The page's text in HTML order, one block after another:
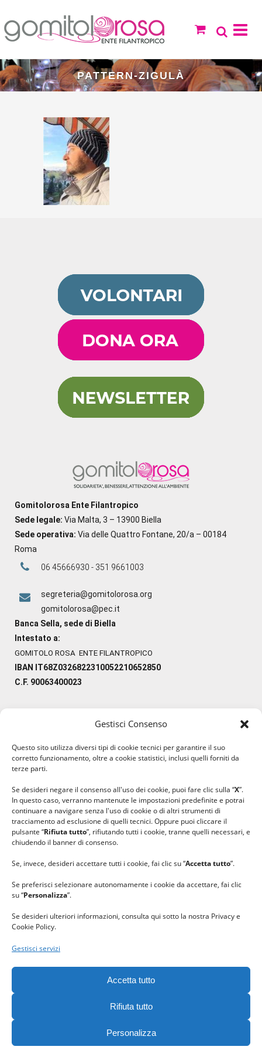
Gestisci Consenso
Questo sito utilizza diversi tipi di cookie tecnici per garantire il suo
corretto funzionamento, oltre a cookie statistici, inclusi quelli forniti da
terze parti.
Se desideri negare il consenso all'uso dei cookie, puoi fare clic sulla “X”.
In questo caso, verranno mantenute le impostazioni predefinite e potrai
continuare a navigare senza l'uso di cookie o di altri strumenti di
tracciamento ad esclusione di quelli tecnici. Oppure puoi cliccare il
pulsante “Rifiuta tutto”, rifiutando tutti i cookie, tranne quelli necessari, e
chiudendo il banner di consenso.
Se, invece, desideri accettare tutti i cookie, fai clic su “Accetta tutto”.
Se preferisci selezionare autonomamente i cookie da accettare, fai clic
su “Personalizza”.
Se desideri ulteriori informazioni, consulta qui sotto la nostra Privacy e
Cookie Policy.
Gestisci servizi
Accetta tutto
Rifiuta tutto
Personalizza
PATTERN-ZIGULÀ
Gomitolorosa Ente Filantropico
Sede legale: Via Malta, 3 – 13900 Biella
Sede operativa: Via delle Quattro Fontane, 20/a – 00184
Roma
06 45666930 - 351 9661003
segreteria@gomitolorosa.org
gomitolorosa@pec.it
Banca Sella, sede di Biella
Intestato a:
GOMITOLO ROSA ENTE FILANTROPICO
IBAN IT68Z0326822310052210652850
C.F. 90063400023
#lanaterapia
#ilcaloredellempatia
Gomitolorosa. Tutti i diritti riservati. - C. F. 90063400023 -Privacy